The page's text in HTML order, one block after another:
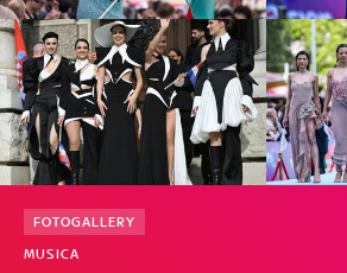
MUSICA
FOTOGALLERY